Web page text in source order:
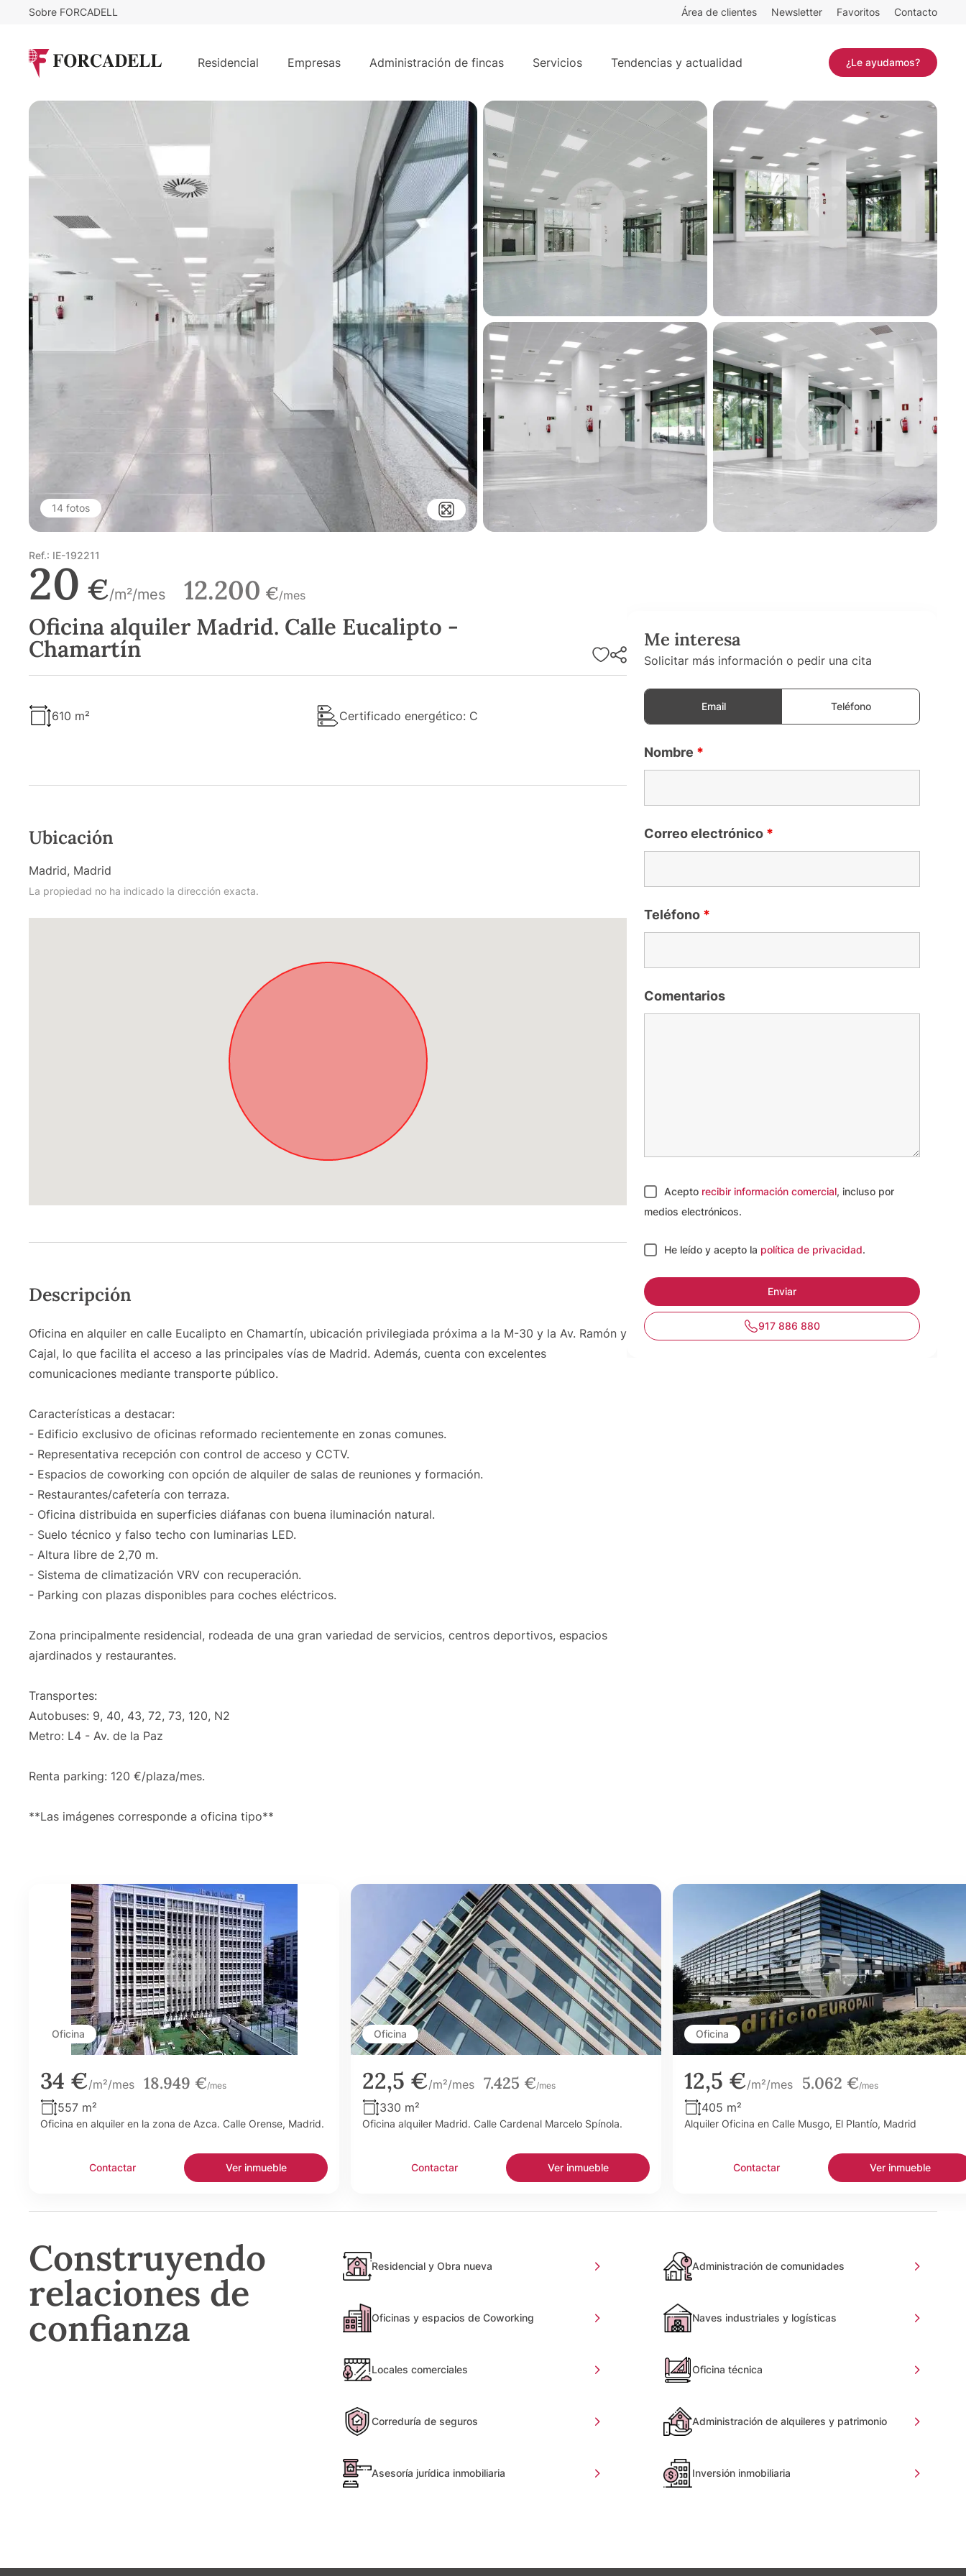
Sobre FORCADELL Área de clientes Newsletter Favoritos Contacto
Residencial Empresas Administración de fincas Servicios Tendencias y actualidad ¿Le ayudamos?
Oficina alquiler Madrid. Calle Eucalipto - Chamartín
14 fotos
Ref.: IE-192211
20 €/m²/mes 12.200 €/mes
Oficina alquiler Madrid. Calle Eucalipto -
Chamartín
610 m² Certificado energético: C
Ubicación
Madrid, Madrid
La propiedad no ha indicado la dirección exacta.
Descripción
Oficina en alquiler en calle Eucalipto en Chamartín, ubicación privilegiada próxima a la M-30 y la Av. Ramón y
Cajal, lo que facilita el acceso a las principales vías de Madrid. Además, cuenta con excelentes
comunicaciones mediante transporte público.
Características a destacar:
- Edificio exclusivo de oficinas reformado recientemente en zonas comunes.
- Representativa recepción con control de acceso y CCTV.
- Espacios de coworking con opción de alquiler de salas de reuniones y formación.
- Restaurantes/cafetería con terraza.
- Oficina distribuida en superficies diáfanas con buena iluminación natural.
- Suelo técnico y falso techo con luminarias LED.
- Altura libre de 2,70 m.
- Sistema de climatización VRV con recuperación.
- Parking con plazas disponibles para coches eléctricos.
Zona principalmente residencial, rodeada de una gran variedad de servicios, centros deportivos, espacios
ajardinados y restaurantes.
Transportes:
Autobuses: 9, 40, 43, 72, 73, 120, N2
Metro: L4 - Av. de la Paz
Renta parking: 120 €/plaza/mes.
**Las imágenes corresponde a oficina tipo**
Me interesa
Solicitar más información o pedir una cita
Email Teléfono
Nombre *
Correo electrónico *
Teléfono *
Comentarios
Acepto recibir información comercial, incluso por
medios electrónicos.
He leído y acepto la política de privacidad.
917 886 880
Oficina
34 €/m²/mes 18.949 €/mes
557 m²
Oficina en alquiler en la zona de Azca. Calle Orense, Madrid.
Contactar Ver inmueble
Oficina
22,5 €/m²/mes 7.425 €/mes
330 m²
Oficina alquiler Madrid. Calle Cardenal Marcelo Spínola.
Contactar Ver inmueble
Oficina
12,5 €/m²/mes 5.062 €/mes
405 m²
Alquiler Oficina en Calle Musgo, El Plantío, Madrid
Contactar Ver inmueble
Construyendo
relaciones de
confianza
Residencial y Obra nueva Administración de comunidades
Oficinas y espacios de Coworking Naves industriales y logísticas
Locales comerciales Oficina técnica
Correduría de seguros Administración de alquileres y patrimonio
Asesoría jurídica inmobiliaria Inversión inmobiliaria